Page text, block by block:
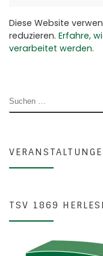
Diese Website
reduzieren. Erfahre,
verarbeitet werden.
SUCHE
TSV 1869